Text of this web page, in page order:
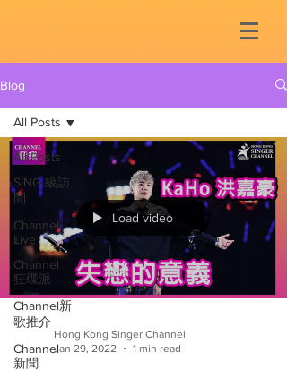
Blog
All Posts
SING 級訪
問
Channel
Live
Channel
狂碟派
Channel新
歌推介
Channel
新聞
All Posts
Load video
Hong Kong Singer Channel
Jan 29, 2022
1 min read